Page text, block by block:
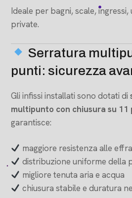
Ideale per bagni, scale,
private.
Serratura
punti: sicurezza
Gli infissi installati sono dotati di
multipunto con chiusura su 11
garantisce:
maggiore resistenza alle
distribuzione uniforme della
migliore tenuta aria e acqua
chiusura stabile e duratura